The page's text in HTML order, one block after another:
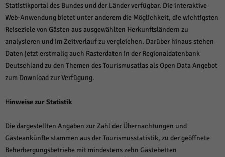
Statistikportal des Bundes und der Länder verfügbar. Die interaktive
Web-Anwendung bietet unter anderem die Möglichkeit, die wichtigsten
Reiseziele von Gästen aus ausgewählten Herkunftsländern zu
analysieren und im Zeitverlauf zu vergleichen. Darüber hinaus stehen
Daten jetzt erstmalig auch Rasterdaten in der Regionaldatenbank
Deutschland zu den Themen des Tourismusatlas als Open Data Angebot
zum Download zur Verfügung.
Hinweise zur Statistik
Die dargestellten Angaben zur Zahl der Übernachtungen und
Gästeankünfte stammen aus der Tourismusstatistik, zu der geöffnete
Beherbergungsbetriebe mit mindestens zehn Gästebetten